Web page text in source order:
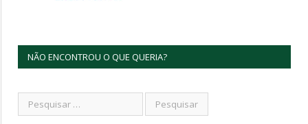
NÃO ENCONTROU O QUE QUERIA?